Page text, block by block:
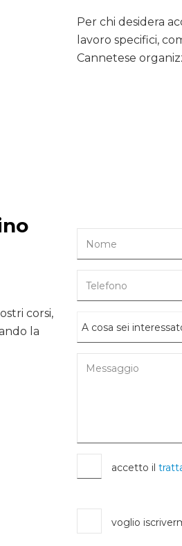
Per chi desidera
lavoro specifici,
Cannetese
corsi,
la
accetto il
voglio